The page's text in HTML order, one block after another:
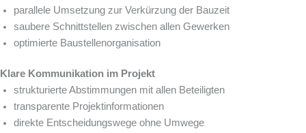
parallele Umsetzung zur Verkürzung der Bauzeit
saubere Schnittstellen zwischen allen Gewerken
optimierte Baustellenorganisation
Klare Kommunikation im Projekt
strukturierte Abstimmungen mit allen Beteiligten
transparente Projektinformationen
direkte Entscheidungswege ohne Umwege